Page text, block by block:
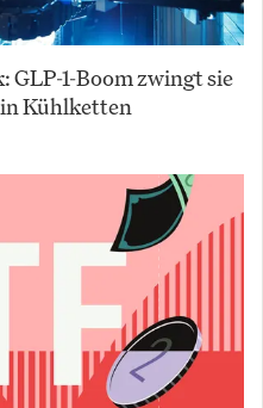
1-Boom zwingt sie
Kühlketten